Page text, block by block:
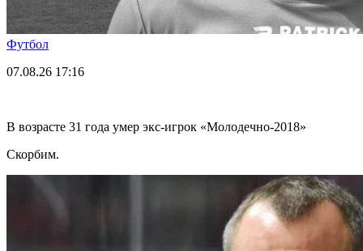
Футбол
07.08.26 17:16
В возрасте 31 года умер экс-игрок «Молодечно-2018»
Скорбим.